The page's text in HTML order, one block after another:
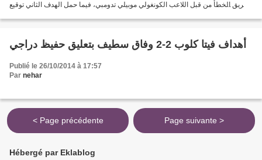
طريق الخطأ من قبل اللاعب الكونغولي موبيلي تدومبي، فيما حمل الهدف الثاني توقيع
أهداف فيتا كلوب 2-2 وفاق سطيف بتعليق حفيظ دراجي
Publié le 26/10/2014 à 17:57
Par nehar
< Page précédente Page suivante >
Hébergé par Eklablog